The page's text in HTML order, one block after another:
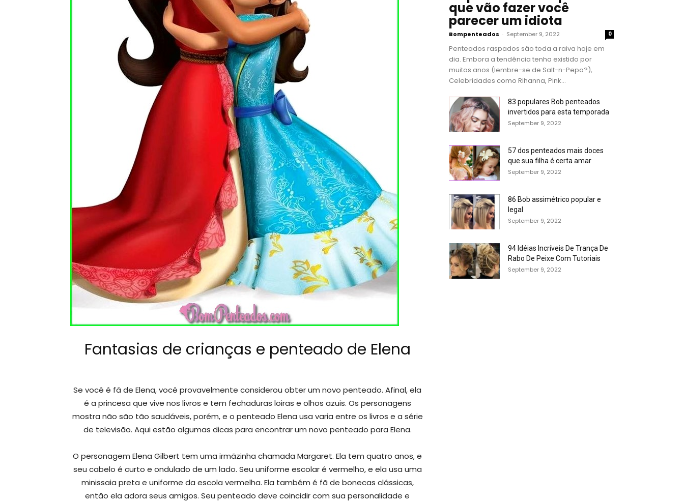
Fantasias de crianças e penteado de Elena
Se você é fã de Elena, você provavelmente considerou obter um novo penteado. Afinal, ela
é a princesa que vive nos livros e tem fechaduras loiras e olhos azuis. Os personagens
mostra não são tão saudáveis, porém, e o penteado Elena usa varia entre os livros e a série
de televisão. Aqui estão algumas dicas para encontrar um novo penteado para Elena.
O personagem Elena Gilbert tem uma irmãzinha chamada Margaret. Ela tem quatro anos, e
seu cabelo é curto e ondulado de um lado. Seu uniforme escolar é vermelho, e ela usa uma
minissaia preta e uniforme da escola vermelha. Ela também é fã de bonecas clássicas,
então ela adora seus amigos. Seu penteado deve coincidir com sua personalidade e
que vão fazer você
parecer um idiota
Bompenteados - September 9, 2022 0
Penteados raspados são toda a raiva hoje em
dia. Embora a tendência tenha existido por
muitos anos (lembre-se de Salt-n-Pepa?),
Celebridades como Rihanna, Pink...
83 populares Bob penteados
invertidos para esta temporada
September 9, 2022
57 dos penteados mais doces
que sua filha é certa amar
September 9, 2022
86 Bob assimétrico popular e
legal
September 9, 2022
94 Idéias Incríveis De Trança De
Rabo De Peixe Com Tutoriais
September 9, 2022